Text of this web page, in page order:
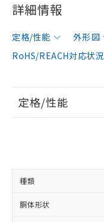
詳細情報
定格/性能 外形図
RoHS/REACH対応状況
定格/性能
種類
胴体形状